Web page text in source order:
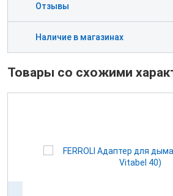
Отзывы
Наличие в магазинах
Товары со схожими